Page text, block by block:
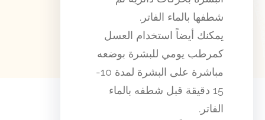
شطفها بالماء الفاتر.
يمكنك أيضاً استخدام العسل
كمرطب يومي للبشرة بوضعه
مباشرة على البشرة لمدة 10-
15 دقيقة قبل شطفه بالماء
الفاتر.